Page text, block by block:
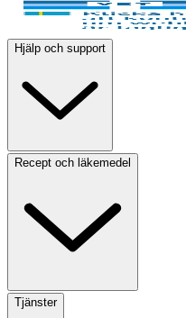
Hjälp och support
Recept och läkemedel
Tjänster